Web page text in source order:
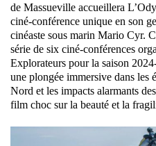
de Massueville accueillera
ciné-conférence unique en son
cinéaste sous marin Mario Cyr.
série de six ciné-conférences
Explorateurs pour la saison
une plongée immersive dans les
Nord et les impacts alarmants
film choc sur la beauté et la